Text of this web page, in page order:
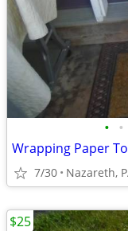
• •
Wrapping Paper
7/30 Nazareth,
$25